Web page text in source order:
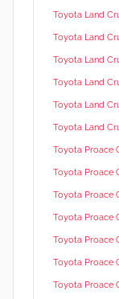
Toyota Land
Toyota Land
Toyota Land
Toyota Land
Toyota Land
Toyota Land
Toyota Proace
Toyota Proace
Toyota Proace
Toyota Proace
Toyota Proace
Toyota Proace
Toyota Proace